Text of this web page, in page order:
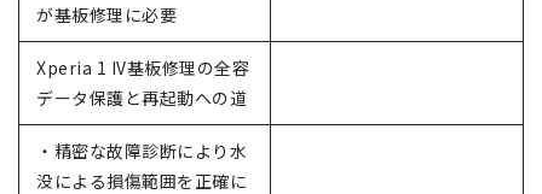
が基板修理に必要
Xperia 1 IV基板修理の全容
データ保護と再起動への道
・精密な故障診断により水
没による損傷範囲を正確に